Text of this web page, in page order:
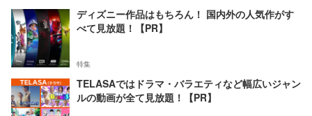
ディズニー作品はもちろん！ 国内外の人気作がす
べて見放題！【PR】
特集
TELASAではドラマ・バラエティなど幅広いジャン
ルの動画が全て見放題！【PR】